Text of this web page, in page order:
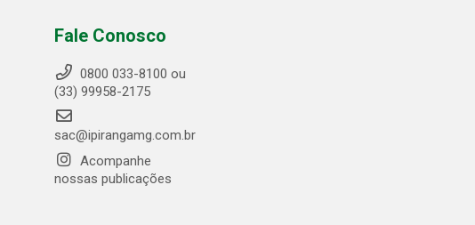
Fale Conosco
0800 033-8100 ou
(33) 99958-2175
sac@ipirangamg.com.br
Acompanhe
nossas publicações